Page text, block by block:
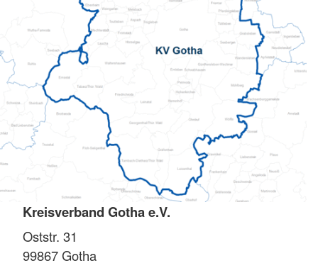
Kreisverband Gotha e.V.
Oststr. 31
99867Gotha